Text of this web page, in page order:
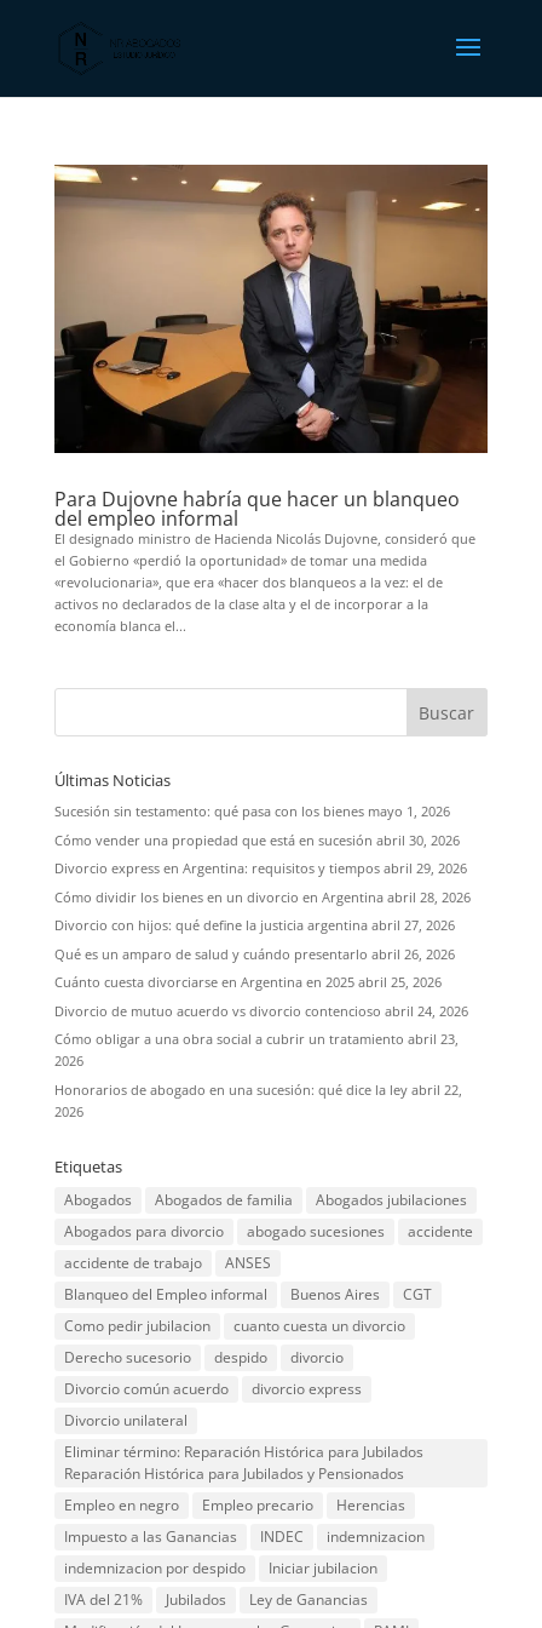
Para Dujovne habría que hacer un blanqueo
del empleo informal
El designado ministro de Hacienda Nicolás Dujovne, consideró que
el Gobierno «perdió la oportunidad» de tomar una medida
«revolucionaria», que era «hacer dos blanqueos a la vez: el de
activos no declarados de la clase alta y el de incorporar a la
economía blanca el...
Últimas Noticias
Sucesión sin testamento: qué pasa con los bienes mayo 1, 2026
Cómo vender una propiedad que está en sucesión abril 30, 2026
Divorcio express en Argentina: requisitos y tiempos abril 29, 2026
Cómo dividir los bienes en un divorcio en Argentina abril 28, 2026
Divorcio con hijos: qué define la justicia argentina abril 27, 2026
Qué es un amparo de salud y cuándo presentarlo abril 26, 2026
Cuánto cuesta divorciarse en Argentina en 2025 abril 25, 2026
Divorcio de mutuo acuerdo vs divorcio contencioso abril 24, 2026
Cómo obligar a una obra social a cubrir un tratamiento abril 23,
2026
Honorarios de abogado en una sucesión: qué dice la ley abril 22,
2026
Etiquetas
Abogados Abogados de familia
Abogados jubilaciones
Abogados para divorcio
abogado sucesiones
accidente
accidente de trabajo
ANSES
Blanqueo del Empleo informal
Buenos Aires
CGT
Como pedir jubilacion
cuanto cuesta un divorcio
Derecho sucesorio
despido
divorcio
Divorcio común acuerdo
divorcio express
Divorcio unilateral
Eliminar término: Reparación Histórica para Jubilados
Reparación Histórica para Jubilados y Pensionados
Empleo en negro
Empleo precario
Herencias
Impuesto a las Ganancias
INDEC
indemnizacion
indemnizacion por despido
Iniciar jubilacion
IVA del 21%
Jubilados
Ley de Ganancias